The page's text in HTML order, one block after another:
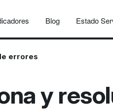
Blog Estado
errores
y